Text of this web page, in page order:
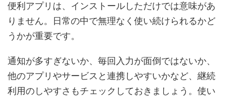
便利アプリは、インストールしただけでは意味があ
りません。日常の中で無理なく使い続けられるかど
うかが重要です。
通知が多すぎないか、毎回入力が面倒ではないか、
他のアプリやサービスと連携しやすいかなど、継続
利用のしやすさもチェックしておきましょう。使い